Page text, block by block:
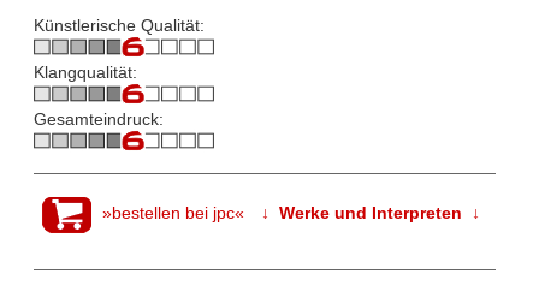
Künstlerische Qualität:
Klangqualität:
Gesamteindruck:
»bestellen bei jpc« ↓ Werke und Interpreten ↓